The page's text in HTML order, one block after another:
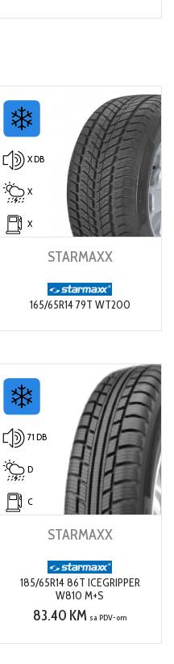
X DB
X
X
STARMAXX
165/65R14 79T WT200
71 DB
D
C
STARMAXX
185/65R14 86T ICEGRIPPER
W810 M+S
83.40 KM sa PDV-om